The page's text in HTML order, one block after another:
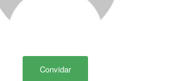
Convidar